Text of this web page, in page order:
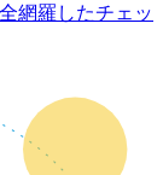
網羅したチェッ